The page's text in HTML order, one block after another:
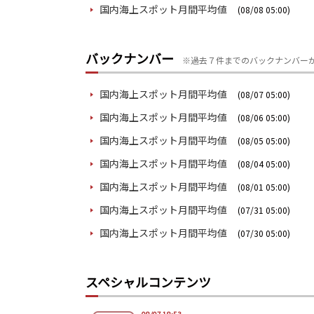
国内海上スポット月間平均値 (08/08 05:00)
バックナンバー ※過去７件までのバックナンバー
国内海上スポット月間平均値 (08/07 05:00)
国内海上スポット月間平均値 (08/06 05:00)
国内海上スポット月間平均値 (08/05 05:00)
国内海上スポット月間平均値 (08/04 05:00)
国内海上スポット月間平均値 (08/01 05:00)
国内海上スポット月間平均値 (07/31 05:00)
国内海上スポット月間平均値 (07/30 05:00)
スペシャルコンテンツ